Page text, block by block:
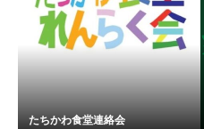
たちかわ食堂連絡会